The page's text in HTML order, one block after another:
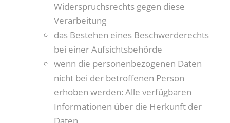
Widerspruchsrechts gegen diese
Verarbeitung
das Bestehen eines Beschwerderechts
bei einer Aufsichtsbehörde
wenn die personenbezogenen Daten
nicht bei der betroffenen Person
erhoben werden: Alle verfügbaren
Informationen über die Herkunft der